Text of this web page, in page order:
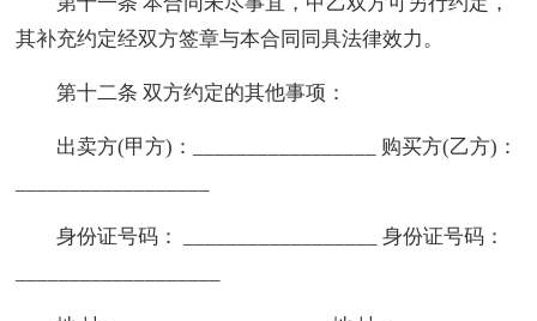
其补充约定经双方签章与本合同同具法律效力。
第十二条 双方约定的其他事项：
出卖方(甲方)：_________________ 购买方(乙方)：
身份证号码： __________________ 身份证号码：